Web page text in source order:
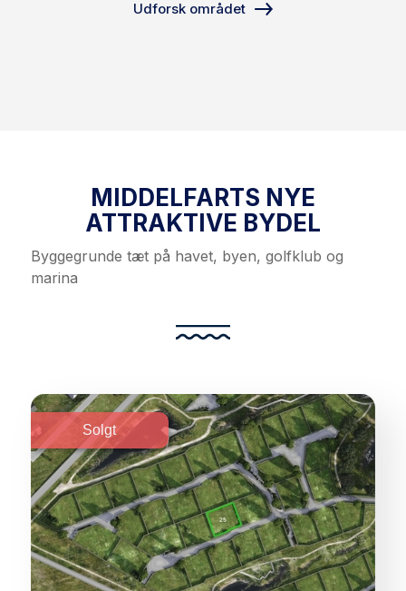
Udforsk området
MIDDELFARTS NYE
ATTRAKTIVE BYDEL
Byggegrunde tæt på havet, byen, golfklub og
marina
Solgt